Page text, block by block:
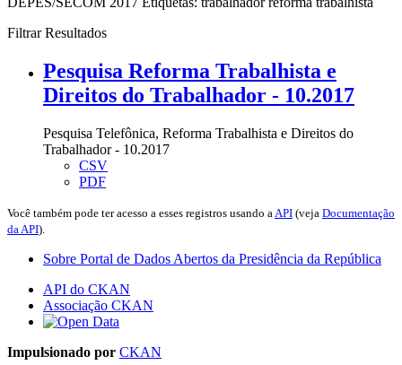
Filtrar Resultados
Pesquisa Reforma Trabalhista e
Direitos do Trabalhador - 10.2017
Pesquisa Telefônica, Reforma Trabalhista e Direitos do
Trabalhador - 10.2017
CSV
PDF
Você também pode ter acesso a esses registros usando a API (veja Documentação
da API).
Sobre Portal de Dados Abertos da Presidência da República
API do CKAN
Associação CKAN
Impulsionado por CKAN